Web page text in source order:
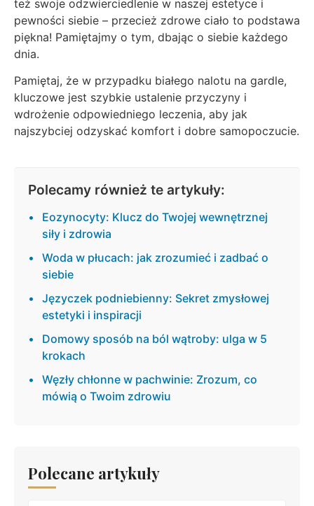
też swoje odzwierciedlenie w naszej estetyce i
pewności siebie – przecież zdrowe ciało to podstawa
piękna! Pamiętajmy o tym, dbając o siebie każdego
dnia.
Pamiętaj, że w przypadku białego nalotu na gardle,
kluczowe jest szybkie ustalenie przyczyny i
wdrożenie odpowiedniego leczenia, aby jak
najszybciej odzyskać komfort i dobre samopoczucie.
Polecamy również te artykuły:
Eozynocyty: Klucz do Twojej wewnętrznej
siły i zdrowia
Woda w płucach: jak zrozumieć i zadbać o
siebie
Języczek podniebienny: Sekret zmysłowej
estetyki i inspiracji
Domowy sposób na ból wątroby: ulga w 5
krokach
Węzły chłonne w pachwinie: Zrozum, co
mówią o Twoim zdrowiu
Polecane artykuły